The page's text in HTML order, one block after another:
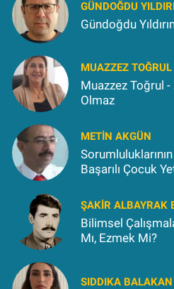
GÜNDOĞDU
Gündoğdu
MUAZZEZ TOĞRUL
Muazzez Toğrul
Olmaz
METIN AKGÜN
Başarılı Çocuk
ŞAKIR ALBAYRAK
Bilimsel
Mı, Ezmek Mi?
SIDDIKA BALAKAN